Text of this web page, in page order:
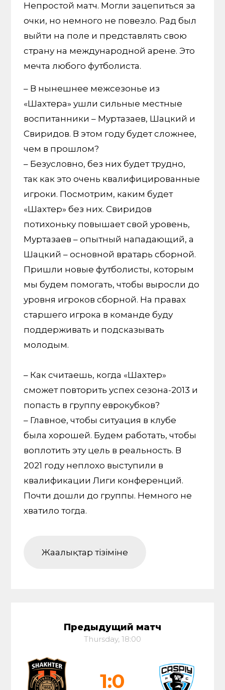
Непростой матч. Могли зацепиться за
очки, но немного не повезло. Рад был
выйти на поле и представлять свою
страну на международной арене. Это
мечта любого футболиста.
– В нынешнее межсезонье из
«Шахтера» ушли сильные местные
воспитанники – Муртазаев, Шацкий и
Свиридов. В этом году будет сложнее,
чем в прошлом?
– Безусловно, без них будет трудно,
так как это очень квалифицированные
игроки. Посмотрим, каким будет
«Шахтер» без них. Свиридов
потихоньку повышает свой уровень,
Муртазаев – опытный нападающий, а
Шацкий – основной вратарь сборной.
Пришли новые футболисты, которым
мы будем помогать, чтобы выросли до
уровня игроков сборной. На правах
старшего игрока в команде буду
поддерживать и подсказывать
молодым.
– Как считаешь, когда «Шахтер»
сможет повторить успех сезона-2013 и
попасть в группу еврокубков?
– Главное, чтобы ситуация в клубе
была хорошей. Будем работать, чтобы
воплотить эту цель в реальность. В
2021 году неплохо выступили в
квалификации Лиги конференций.
Почти дошли до группы. Немного не
хватило тогда.
Жаңалықтар тізіміне
Предыдущий матч
Thursday, 18:00
1:0